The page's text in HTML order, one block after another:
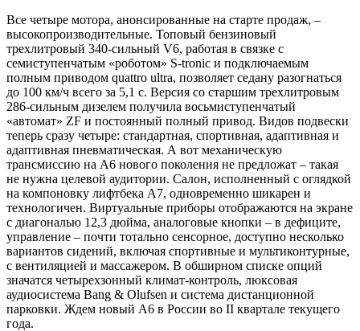
Все четыре мотора, анонсированные на старте продаж, –
высокопроизводительные. Топовый бензиновый
трехлитровый 340-сильный V6, работая в связке с
семиступенчатым «роботом» S-tronic и подключаемым
полным приводом quattro ultra, позволяет седану разогнаться
до 100 км/ч всего за 5,1 с. Версия со старшим трехлитровым
286-сильным дизелем получила восьмиступенчатый
«автомат» ZF и постоянный полный привод. Видов подвески
теперь сразу четыре: стандартная, спортивная, адаптивная и
адаптивная пневматическая. А вот механическую
трансмиссию на А6 нового поколения не предложат – такая
не нужна целевой аудитории. Салон, исполненный с оглядкой
на компоновку лифтбека A7, одновременно шикарен и
технологичен. Виртуальные приборы отображаются на экране
с диагональю 12,3 дюйма, аналоговые кнопки – в дефиците,
управление – почти тотально сенсорное, доступно несколько
вариантов сидений, включая спортивные и мультиконтурные,
с вентиляцией и массажером. В обширном списке опций
значатся четырехзонный климат-контроль, люксовая
аудиосистема Bang & Olufsen и система дистанционной
парковки. Ждем новый А6 в России во II квартале текущего
года.